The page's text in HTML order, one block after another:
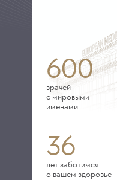
600
врачей
с мировыми
именами
36
лет заботимся
о вашем здоровье